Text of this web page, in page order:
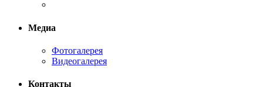
Медиа
Фотогалерея
Видеогалерея
Контакты